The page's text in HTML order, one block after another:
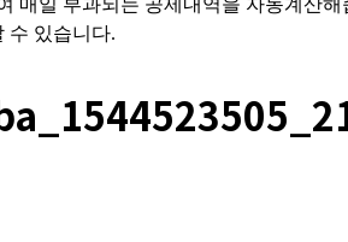
매일 부과되는 공제내역을 자동계산해
수 있습니다.